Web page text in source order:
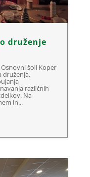
druženje
šoli Koper
druženja,
različnih
Na
in...